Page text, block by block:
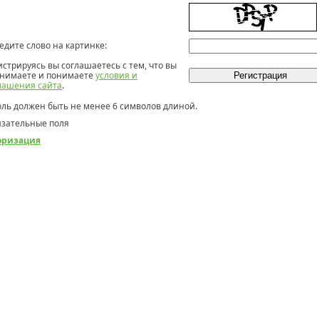
слово на картинке:
вы соглашаетесь с тем, что вы
и понимаетеусловия и
сайта.
должен быть не менее 6 символов длиной.
поля